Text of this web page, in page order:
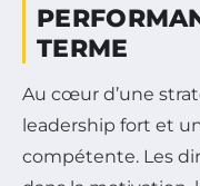
TERME
Au cœur d’une
leadership fort et
compétente. Les